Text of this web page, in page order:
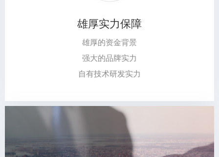
雄厚实力保障
雄厚的资金背景
强大的品牌实力
自有技术研发实力